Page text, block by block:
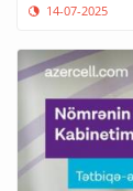
14-07-2025